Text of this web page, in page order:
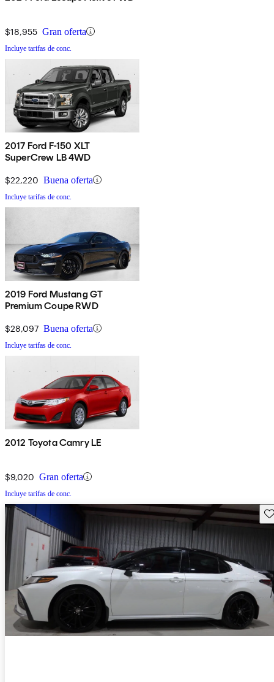
$18,955 Gran oferta
Incluye tarifas de conc.
2017 Ford F-150 XLT
SuperCrew LB 4WD
$22,220 Buena oferta
Incluye tarifas de conc.
2019 Ford Mustang GT
Premium Coupe RWD
$28,097 Buena oferta
Incluye tarifas de conc.
2012 Toyota Camry LE
$9,020 Gran oferta
Incluye tarifas de conc.